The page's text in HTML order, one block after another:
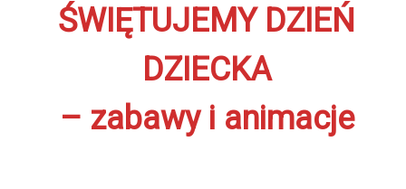
ŚWIĘTUJEMY DZIEŃ
DZIECKA
– zabawy i animacje